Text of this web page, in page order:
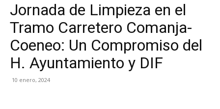
Jornada de Limpieza en el
Tramo Carretero Comanja-
Coeneo: Un Compromiso del
H. Ayuntamiento y DIF
10 enero, 2024